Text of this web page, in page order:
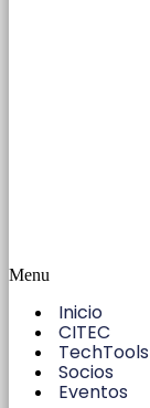
Menu
Inicio
CITEC
TechTools
Socios
Eventos